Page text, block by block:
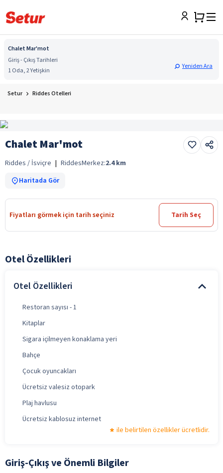
Chalet Mar'mot
Giriş - Çıkış Tarihleri
1 Oda, 2 Yetişkin
Yeniden Ara
Setur Riddes Otelleri
Chalet Mar'mot
Riddes / İsviçre | RiddesMerkez:2.4 km
Haritada Gör
Fiyatları görmek için tarih seçiniz Tarih Seç
Otel Özellikleri
Otel Özellikleri
Restoran sayısı - 1
Kitaplar
Sigara içilmeyen konaklama yeri
Bahçe
Çocuk oyuncakları
Ücretsiz valesiz otopark
Plaj havlusu
Ücretsiz kablosuz internet
ile belirtilen özellikler ücretlidir.
Giriş-Çıkış ve Önemli Bilgiler